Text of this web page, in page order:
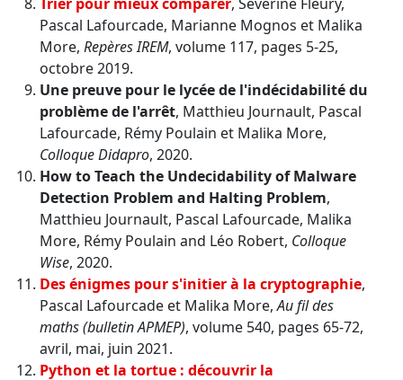
Pascal Lafourcade, Marianne Mognos et Malika
More, Repères IREM, volume 117, pages 5-25,
octobre 2019.
Une preuve pour le lycée de l'indécidabilité du
problème de l'arrêt, Matthieu Journault, Pascal
Lafourcade, Rémy Poulain et Malika More,
Colloque Didapro, 2020.
How to Teach the Undecidability of Malware
Detection Problem and Halting Problem,
Matthieu Journault, Pascal Lafourcade, Malika
More, Rémy Poulain and Léo Robert, Colloque
Wise, 2020.
Des énigmes pour s'initier à la cryptographie,
Pascal Lafourcade et Malika More,Au fil des
maths (bulletin APMEP), volume 540, pages 65-72,
avril, mai, juin 2021.
Python et la tortue : découvrir la